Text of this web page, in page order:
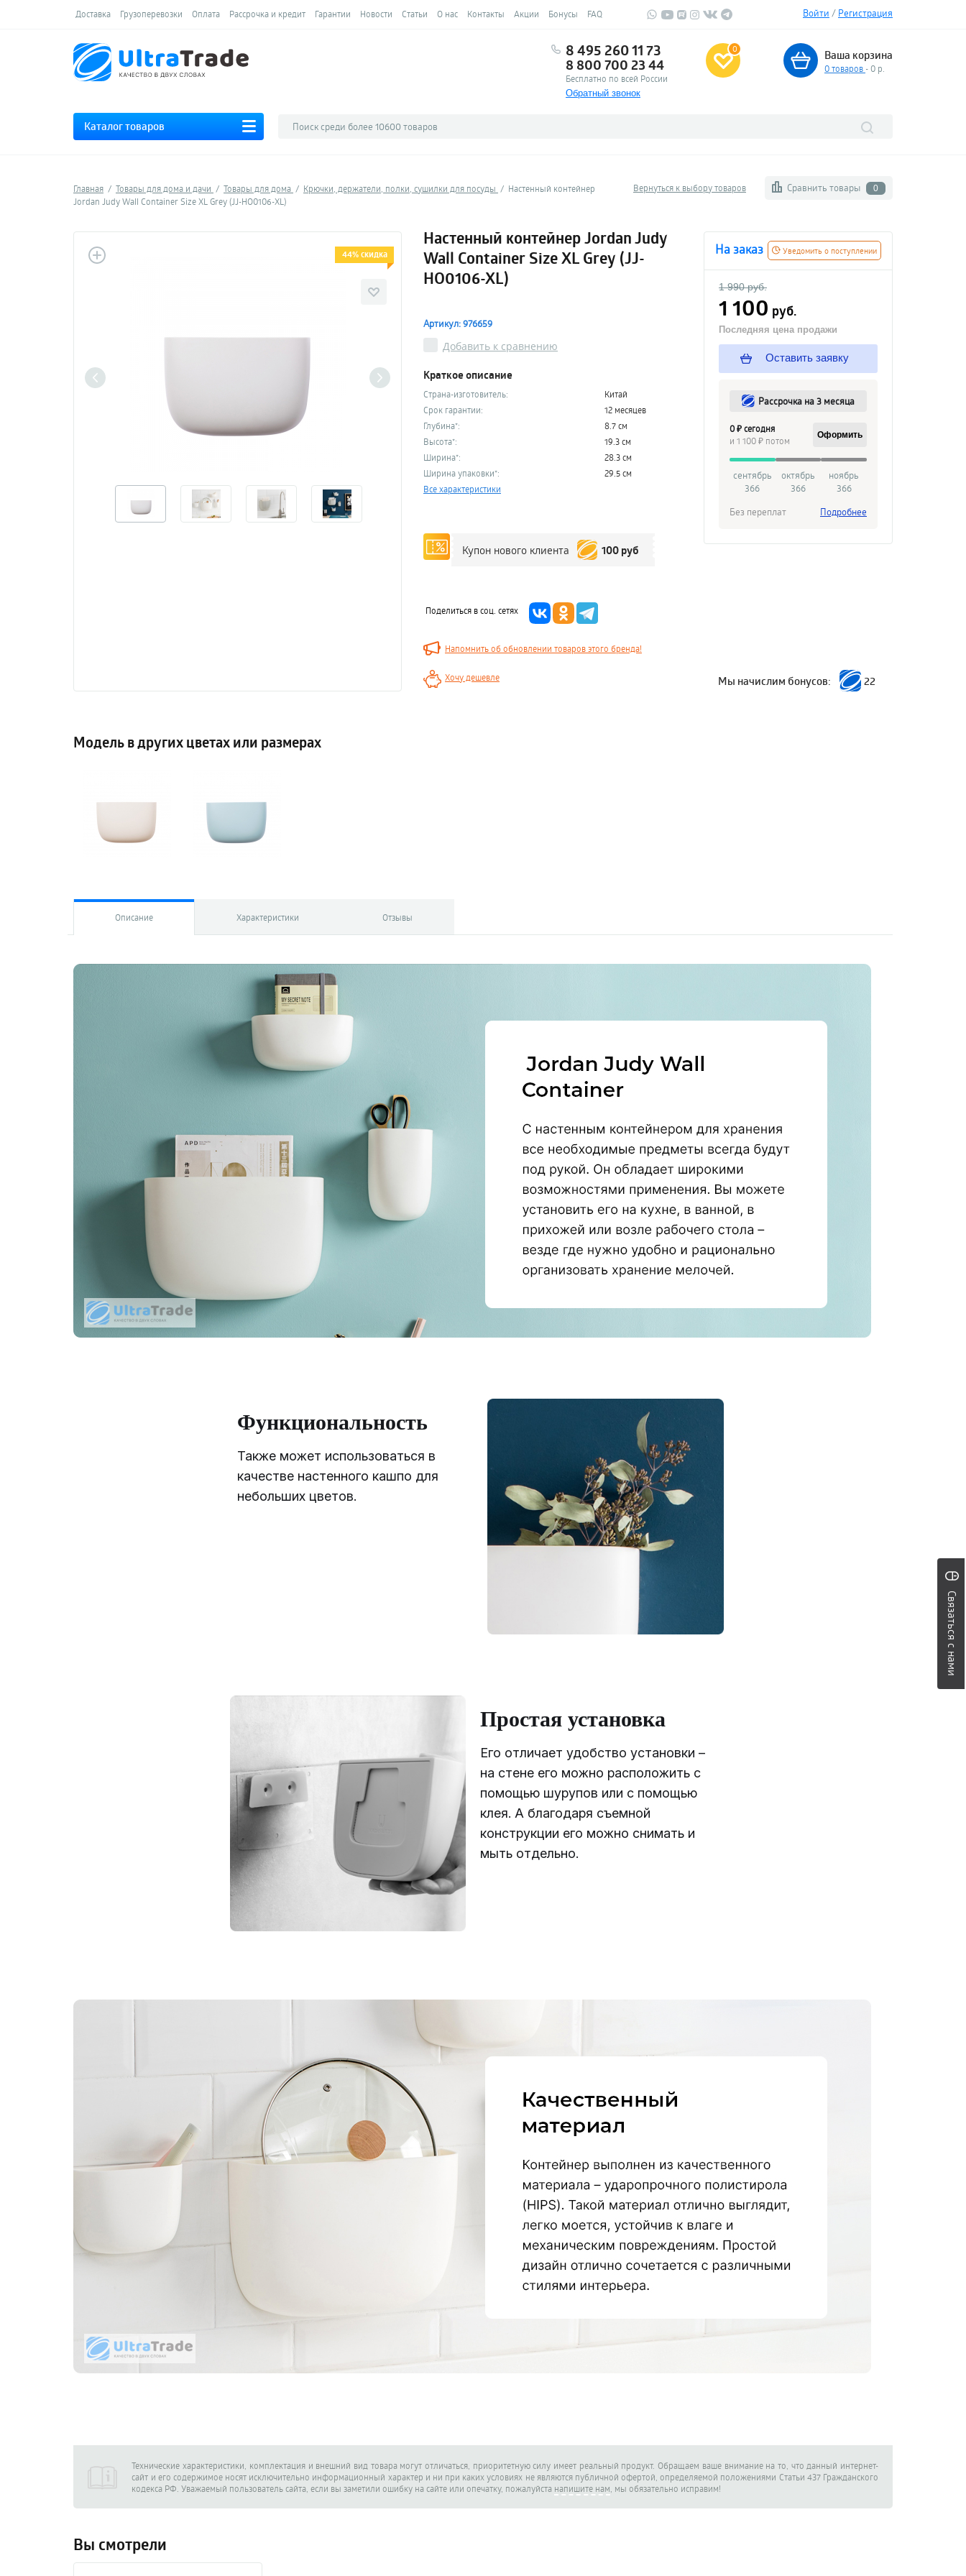
Связаться с нами
Доставка Грузоперевозки Оплата Рассрочка и кредит Гарантии Новости Статьи О нас Контакты Акции Бонусы FAQ Войти / Регистрация
8 495 260 11 73
8 800 700 23 44
Бесплатно по всей России
Обратный звонок
0 Ваша корзина
0товаров - 0 р.
Каталог товаров
Вернуться к выбору товаров Сравнить товары 0
Главная Товары для дома и дачи Товары для дома Крючки, держатели, полки, сушилки для посуды
Настенный контейнер
Jordan Judy Wall Container Size XL Grey (JJ-HO0106-XL)
44% скидка
Настенный контейнер Jordan Judy
Wall Container Size XL Grey (JJ-
HO0106-XL)
Артикул: 976659
Добавить к сравнению
Краткое описание
Страна-изготовитель:
Китай
Срок гарантии:
12 месяцев
Глубина*:
8.7 см
Высота*:
19.3 см
Ширина*:
28.3 см
Ширина упаковки*:
29.5 см
Все характеристики
Купон нового клиента 100 руб
Поделиться в соц. сетях
Напомнить об обновлении товаров этого бренда!
Хочу дешевле
Уведомить о поступлении
На заказ
1 990 руб.
1 100 руб.
Последняя цена продажи
Оставить заявку
Рассрочка на 3 месяца
0 ₽ сегодня
и 1 100 ₽ потом
Оформить
сентябрь
366
октябрь
366
ноябрь
366
Без переплат
Подробнее
Мы начислим бонусов: 22
Модель в других цветах или размерах
Описание Характеристики Отзывы
Функциональность
Также может использоваться в
качестве настенного кашпо для
небольших цветов.
Простая установка
Его отличает удобство установки –
на стене его можно расположить с
помощью шурупов или с помощью
клея. А благодаря съемной
конструкции его можно снимать и
мыть отдельно.
Технические характеристики, комплектация и внешний вид товара могут отличаться, приоритетную силу имеет реальный продукт. Обращаем ваше внимание на то, что данный интернет-
сайт и его содержимое носят исключительно информационный характер и ни при каких условиях не являются публичной офертой, определяемой положениями Статьи 437 Гражданского
кодекса РФ. Уважаемый пользователь сайта, если вы заметили ошибку на сайте или опечатку, пожалуйста напишите нам , мы обязательно исправим!
Вы смотрели